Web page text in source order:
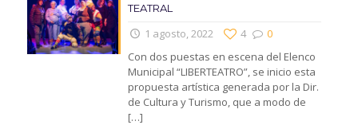
TEATRAL
1 agosto, 2022 0
4
Con dos puestas en escena del Elenco
Municipal “LIBERTEATRO”, se inicio esta
propuesta artística generada por la Dir.
de Cultura y Turismo, que a modo de
[…]